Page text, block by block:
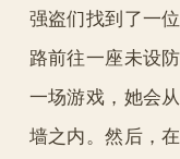
强盗们找到了一
路前往一座未设
一场游戏，她会
墙之内。然后，